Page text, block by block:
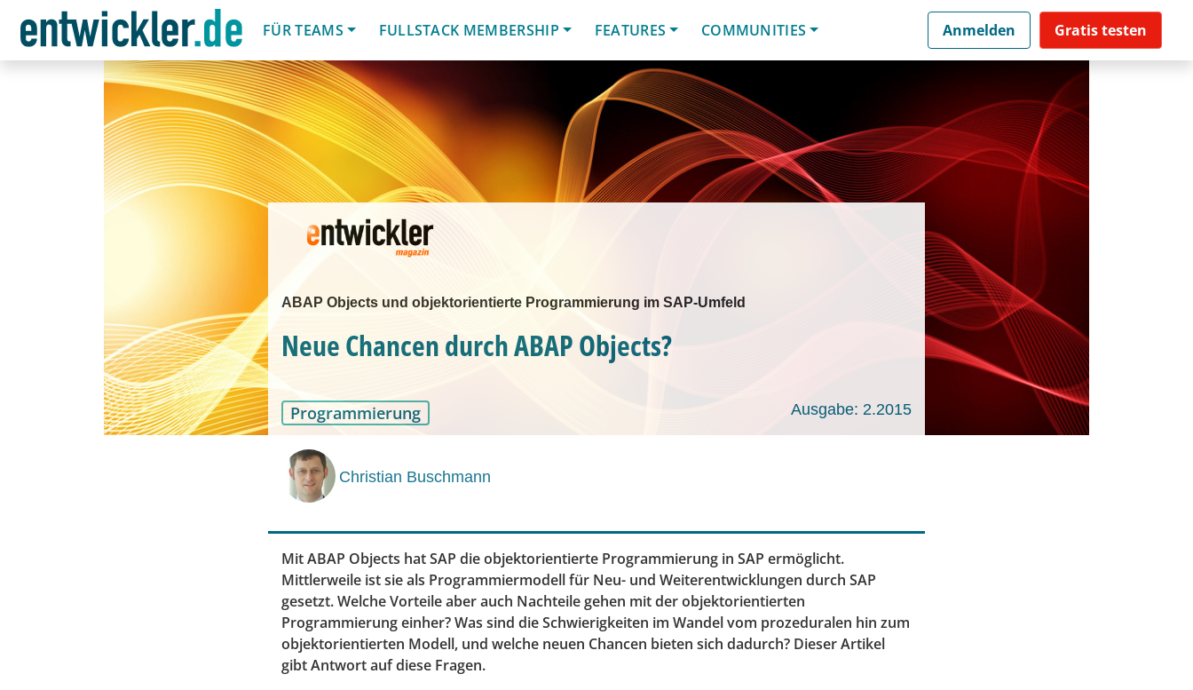
FÜR TEAMS
FULLSTACK MEMBERSHIP FEATURES COMMUNITIES Anmelden Gratis testen
ABAP Objects und objektorientierte Programmierung im SAP-Umfeld
Neue Chancen durch ABAP Objects?
Programmierung Ausgabe: 2.2015
Christian Buschmann
Mit ABAP Objects hat SAP die objektorientierte Programmierung in SAP ermöglicht.
Mittlerweile ist sie als Programmiermodell für Neu- und Weiterentwicklungen durch SAP
gesetzt. Welche Vorteile aber auch Nachteile gehen mit der objektorientierten
Programmierung einher? Was sind die Schwierigkeiten im Wandel vom prozeduralen hin zum
objektorientierten Modell, und welche neuen Chancen bieten sich dadurch? Dieser Artikel
gibt Antwort auf diese Fragen.